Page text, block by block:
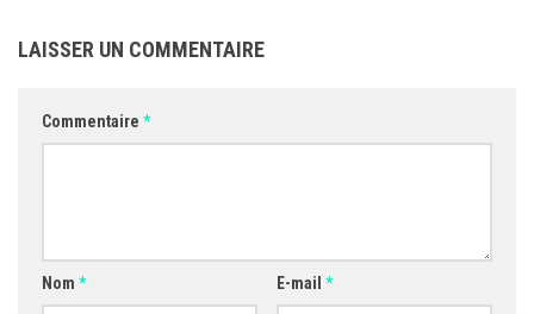
LAISSER UN COMMENTAIRE
Commentaire *
Nom * E-mail *